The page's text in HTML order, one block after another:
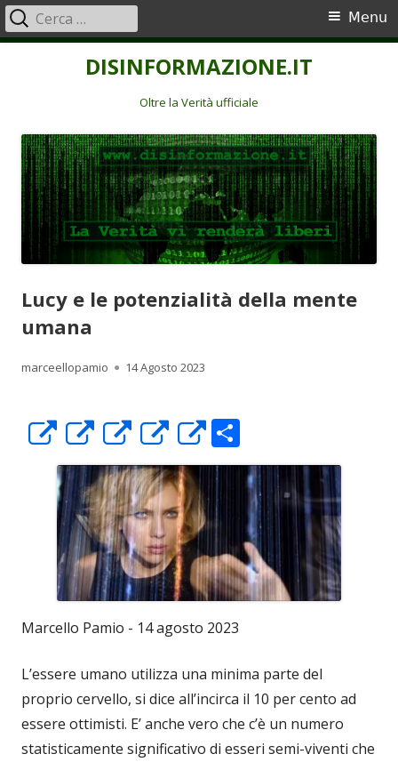
DISINFORMAZIONE.IT
Oltre la Verità ufficiale
Menu
principale
Menu
Ricerca
per:
Lucy e le potenzialità della mente
umana
Autore
marceellopamio Pubblicato
14 Agosto 2023
Apre
in
una
nuova
finestra
Apre
in
una
nuova
finestra
Apre
in
una
nuova
finestra
Apre
in
una
nuova
finestra
Apre
in
una
nuova
finestra
o
n
di
vi
di
Marcello Pamio - 14 agosto 2023
L’essere umano utilizza una minima parte del
proprio cervello, si dice all’incirca il 10 per cento ad
essere ottimisti. E’ anche vero che c’è un numero
statisticamente significativo di esseri semi-viventi che